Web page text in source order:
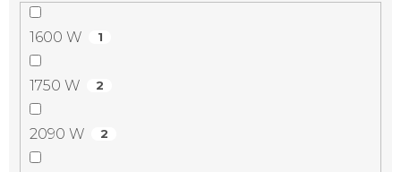
1600 W 1
1750 W 2
2090 W 2